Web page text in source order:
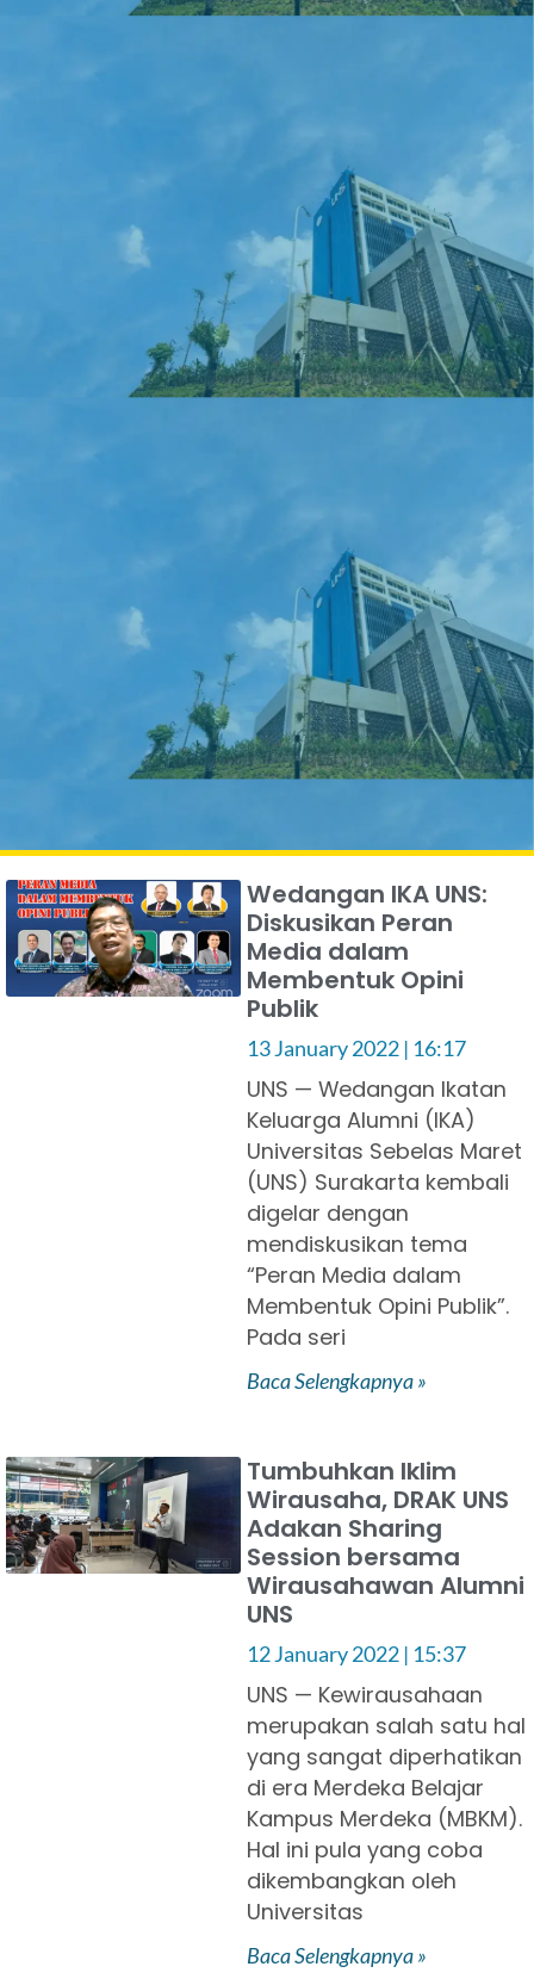
Wedangan IKA UNS:
Diskusikan Peran
Media dalam
Membentuk Opini
Publik
13 January 2022 16:17
UNS — Wedangan Ikatan
Keluarga Alumni (IKA)
Universitas Sebelas Maret
(UNS) Surakarta kembali
digelar dengan
mendiskusikan tema
“Peran Media dalam
Membentuk Opini Publik”.
Pada seri
Baca Selengkapnya »
Tumbuhkan Iklim
Wirausaha, DRAK UNS
Adakan Sharing
Session bersama
Wirausahawan Alumni
UNS
12 January 2022 15:37
UNS — Kewirausahaan
merupakan salah satu hal
yang sangat diperhatikan
di era Merdeka Belajar
Kampus Merdeka (MBKM).
Hal ini pula yang coba
dikembangkan oleh
Universitas
Baca Selengkapnya »